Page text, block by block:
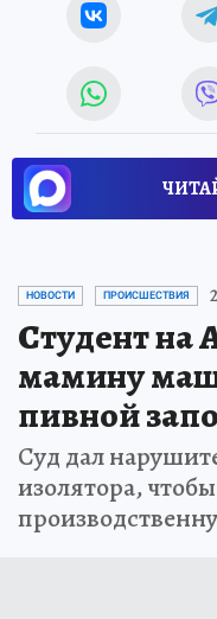
НОВОСТИ ПРОИСШЕСТВИЯ
Студент на
мамину
пивной
Суд дал
изолятора,